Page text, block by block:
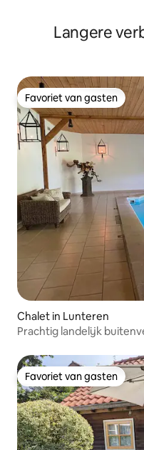
Langere
Favoriet van gasten
Favoriet van gasten
Chalet in Lunteren
Prachtig landelijk
Favoriet van gasten
Favoriet van gasten